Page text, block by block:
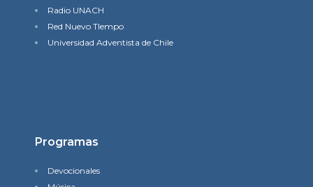
Radio UNACH
Red Nuevo TIempo
Universidad Adventista de Chile
Programas
Devocionales